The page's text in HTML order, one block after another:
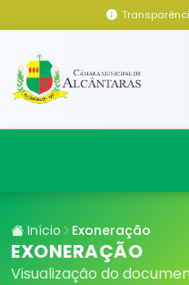
Início Exoneração
EXONERAÇÃO
Visualização do